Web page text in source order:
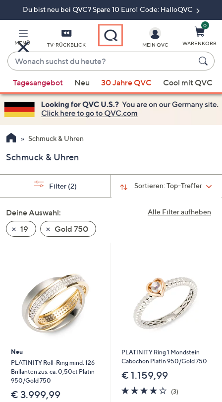
Du bist neu bei QVC? Spare 10 Euro! Code: HalloQVC
MENÜ TV-RÜCKBLICK
Wonach
suchst
du
heute?
Vorschläge
verfügbar
sind,
verwenden
Sie
Pfeiltasten
nach
und
nach
unten
oder
Geräten
nach
links
um
diese
anzuzeigen.
MEIN QVC
0
WARENKORB
Tagesangebot Neu 30 Jahre QVC Cool mit QVC
Schmuck & Uhren
Schmuck & Uhren
Sortieren:Top-Treffer
Filter (2)
Alle Filter aufheben
Deine Auswahl:
19
Gold 750
Neu
PLATINITY Roll-Ring mind. 126
Brillanten zus. ca. 0,50ct Platin
950/Gold 750
€ 3.999,99
PLATINITY Ring 1 Mondstein
Cabochon Platin 950/Gold 750
€ 1.159,99
3.7
von
(3)3